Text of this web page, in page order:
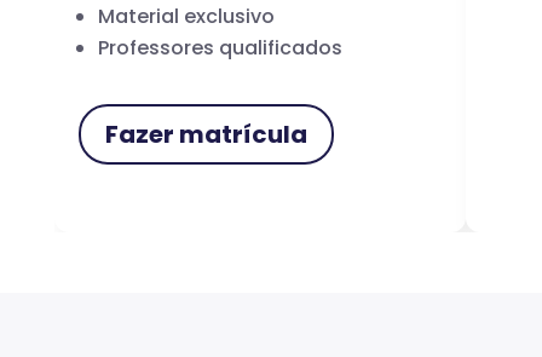
Material exclusivo
Professores qualificados
Fazer matrícula